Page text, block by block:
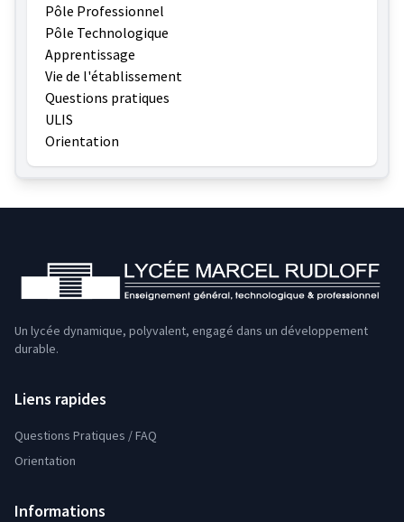
Pôle Professionnel
Pôle Technologique
Apprentissage
Vie de l'établissement
Questions pratiques
ULIS
Orientation
Un lycée dynamique, polyvalent, engagé dans un développement
durable.
Liens rapides
Questions Pratiques / FAQ
Orientation
Informations